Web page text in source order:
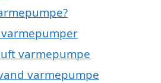
varmepumpe
varmepumpe